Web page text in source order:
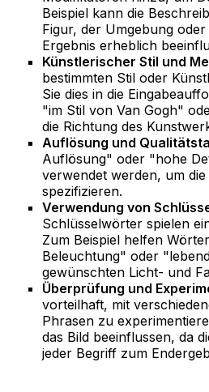
Beispiel kann die
Figur, der Umgebung
Ergebnis erheblich
Künstlerischer Stil und
bestimmten Stil oder
Sie dies in die
"im Stil von Van Gogh"
die Richtung des
Auflösung und
Auflösung" oder "hohe
verwendet werden, um
spezifizieren.
Verwendung von
Schlüsselwörter spielen
Zum Beispiel helfen
Beleuchtung" oder
gewünschten Licht- und
Überprüfung und
vorteilhaft, mit
Phrasen zu
das Bild beeinflussen, da
jeder Begriff zum